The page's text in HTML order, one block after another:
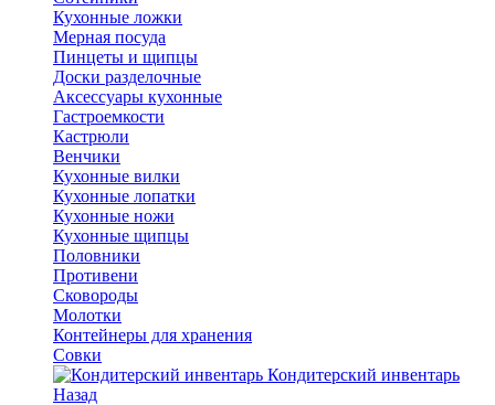
Кухонные ложки
Мерная посуда
Пинцеты и щипцы
Доски разделочные
Аксессуары кухонные
Гастроемкости
Кастрюли
Венчики
Кухонные вилки
Кухонные лопатки
Кухонные ножи
Кухонные щипцы
Половники
Противени
Сковороды
Молотки
Контейнеры для хранения
Совки
Кондитерский инвентарь
Назад